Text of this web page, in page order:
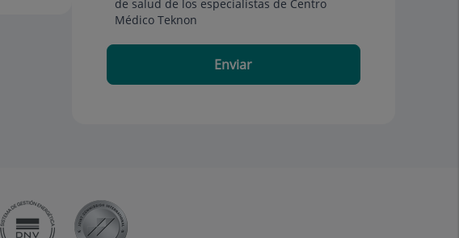
de salud de los especialistas de Centro
Médico Teknon
Enviar